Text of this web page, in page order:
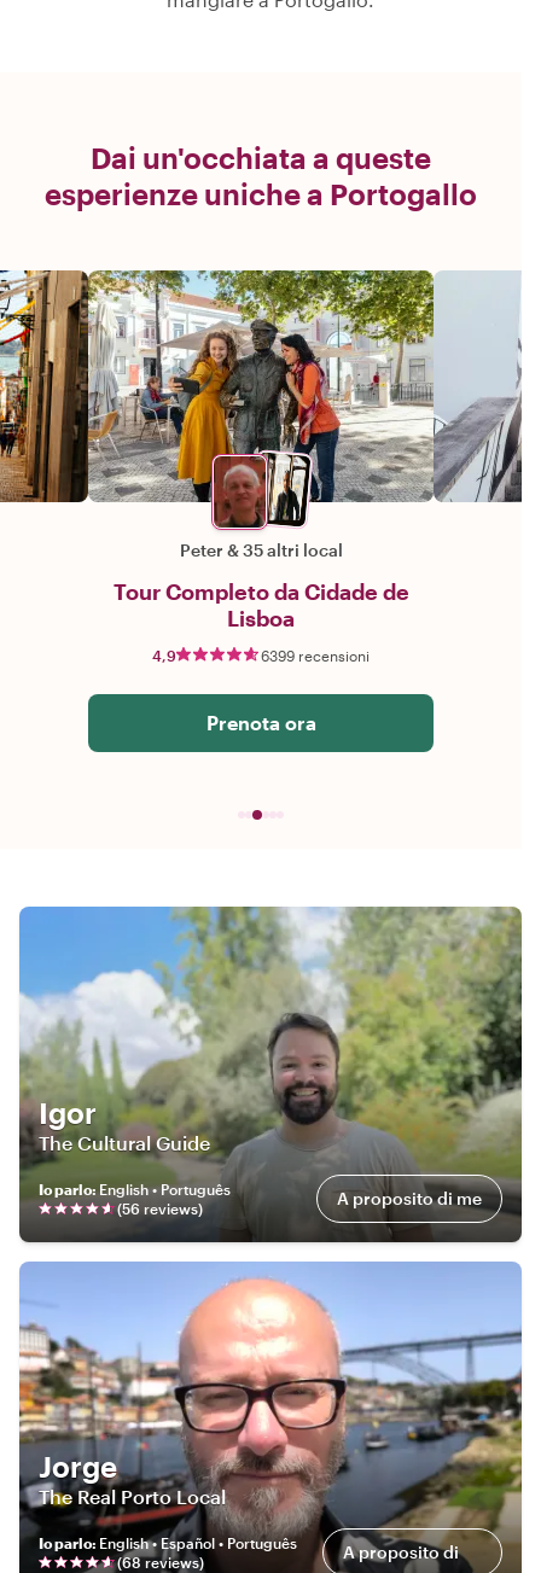
Dai un'occhiata a queste
esperienze uniche a Portogallo
Peter &35 altri local
Tour Completo da Cidade de
Lisboa
4,9 6399 recensioni
Prenota ora
Igor
The Cultural Guide
Io parlo: English • Português
(56 reviews) A proposito di me
Jorge
The Real Porto Local
Io parlo: English • Español • Português
(68reviews) A proposito di